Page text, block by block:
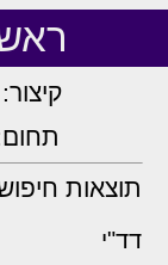
קיצור:
תוצאות
דד"י